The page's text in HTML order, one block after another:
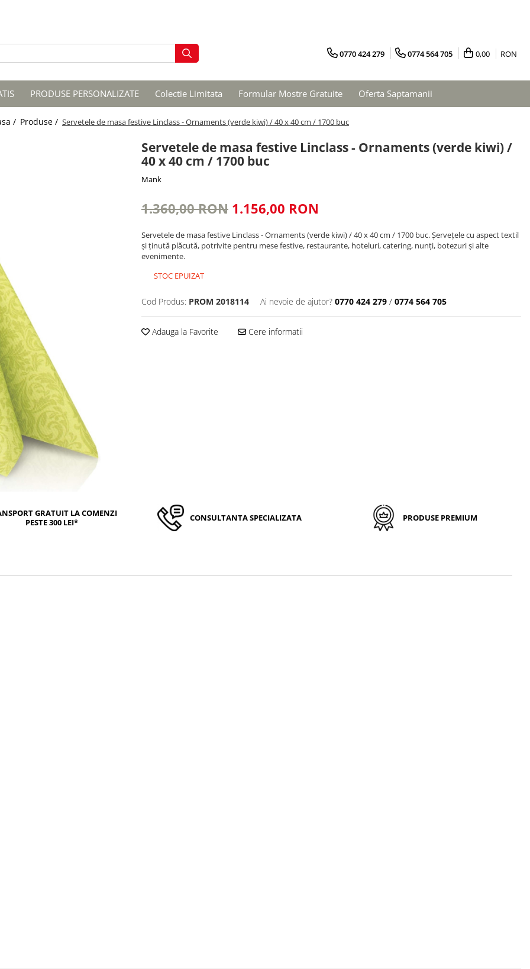
0770 424 279 0774 564 705 0,00 RON
PRODUSE PERSONALIZATE Colectie Limitata Formular Mostre Gratuite Oferta Saptamanii
/ Produse / Servetele de masa festive Linclass - Ornaments (verde kiwi) / 40 x 40 cm / 1700 buc
Servetele de masa festive Linclass - Ornaments (verde kiwi) /
40 x 40 cm / 1700 buc
Mank
1.360,00 RON 1.156,00 RON
Servetele de masa festive Linclass - Ornaments (verde kiwi) / 40 x 40 cm / 1700 buc. Șervețele cu aspect textil
și ținută plăcută, potrivite pentru mese festive, restaurante, hoteluri, catering, nunți, botezuri și alte
evenimente.
STOC EPUIZAT
Cod Produs: PROM 2018114 Ai nevoie de ajutor? 0770 424 279 / 0774 564 705
Adauga la Favorite Cere informatii
GRATUIT LA COMENZI
PESTE 300 LEI*
CONSULTANTA SPECIALIZATA PRODUSE PREMIUM